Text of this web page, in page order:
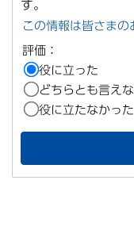
す。
この情報は皆さまの
評価：
役に立った
どちらとも言え
役に立たなかった